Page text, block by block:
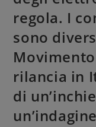
regola. I
sono
rilancia in
di